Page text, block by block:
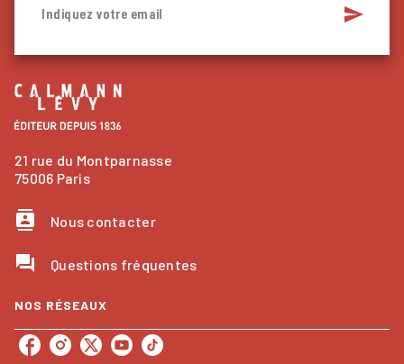
Indiquez votre email send
21 rue du Montparnasse
75006 Paris
contacts Nous contacter
question_answer Questions fréquentes
NOS RÉSEAUX